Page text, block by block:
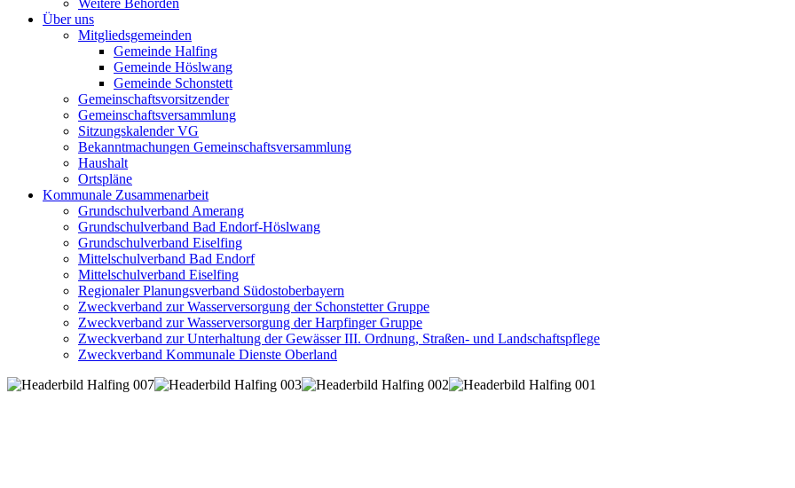
Weitere Behörden
Über uns
Mitgliedsgemeinden
Gemeinde Halfing
Gemeinde Höslwang
Gemeinde Schonstett
Gemeinschaftsvorsitzender
Gemeinschaftsversammlung
Sitzungskalender VG
Bekanntmachungen Gemeinschaftsversammlung
Haushalt
Ortspläne
Kommunale Zusammenarbeit
Grundschulverband Amerang
Grundschulverband Bad Endorf-Höslwang
Grundschulverband Eiselfing
Mittelschulverband Bad Endorf
Mittelschulverband Eiselfing
Regionaler Planungsverband Südostoberbayern
Zweckverband zur Wasserversorgung der Schonstetter Gruppe
Zweckverband zur Wasserversorgung der Harpfinger Gruppe
Zweckverband zur Unterhaltung der Gewässer III. Ordnung, Straßen- und Landschaftspflege
Zweckverband Kommunale Dienste Oberland